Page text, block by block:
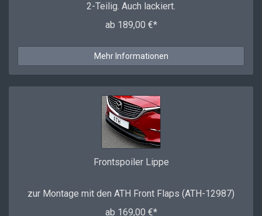
2-Teilig. Auch lackiert.
ab 189,00 €*
Mehr Informationen
Frontspoiler Lippe
zur Montage mit den ATH Front Flaps (ATH-12987)
ab 169,00 €*